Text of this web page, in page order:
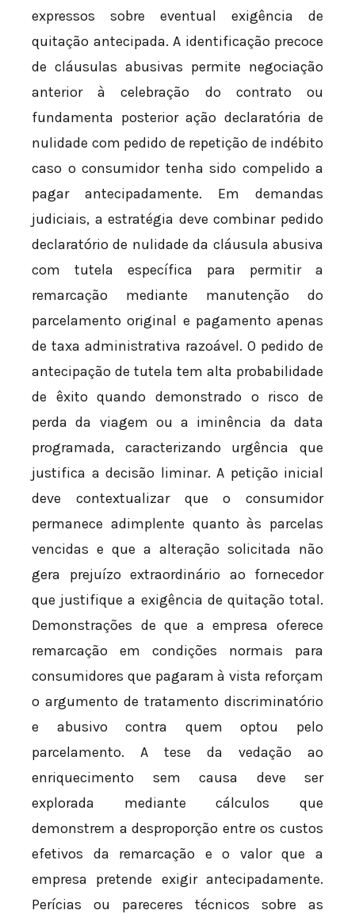
expressos sobre eventual exigência de
quitação antecipada. A identificação precoce
de cláusulas abusivas permite negociação
anterior à celebração do contrato ou
fundamenta posterior ação declaratória de
nulidade com pedido de repetição de indébito
caso o consumidor tenha sido compelido a
pagar antecipadamente. Em demandas
judiciais, a estratégia deve combinar pedido
declaratório de nulidade da cláusula abusiva
com tutela específica para permitir a
remarcação mediante manutenção do
parcelamento original e pagamento apenas
de taxa administrativa razoável. O pedido de
antecipação de tutela tem alta probabilidade
de êxito quando demonstrado o risco de
perda da viagem ou a iminência da data
programada, caracterizando urgência que
justifica a decisão liminar. A petição inicial
deve contextualizar que o consumidor
permanece adimplente quanto às parcelas
vencidas e que a alteração solicitada não
gera prejuízo extraordinário ao fornecedor
que justifique a exigência de quitação total.
Demonstrações de que a empresa oferece
remarcação em condições normais para
consumidores que pagaram à vista reforçam
o argumento de tratamento discriminatório
e abusivo contra quem optou pelo
parcelamento. A tese da vedação ao
enriquecimento sem causa deve ser
explorada mediante cálculos que
demonstrem a desproporção entre os custos
efetivos da remarcação e o valor que a
empresa pretende exigir antecipadamente.
Perícias ou pareceres técnicos sobre as